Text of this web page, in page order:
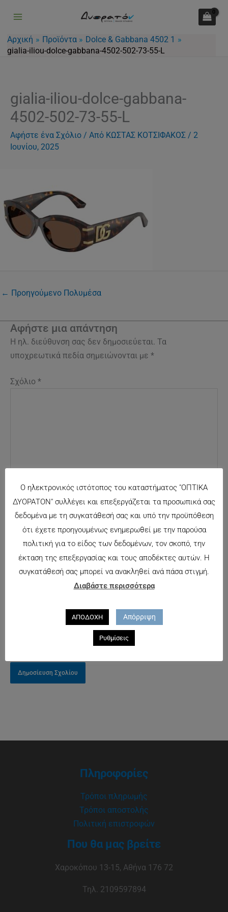
περιεχόμενο
Αρχική Προϊόντα
Dolce & Gabbana 4502 1
gialia-iliou-dolce-gabbana-4502-502-73-55-L
gialia-iliou-dolce-gabbana-
4502-502-73-55-L
Αφήστε ένα Σχόλιο / Από ΚΩΣΤΑΣ ΚΟΤΣΙΦΑΚΟΣ / 2
Ιουνίου, 2025
← Προηγούμενο Πολυμέσα
Αφήστε μια απάντηση
Η ηλ. διεύθυνση σας δεν δημοσιεύεται. Τα
υποχρεωτικά πεδία σημειώνονται με *
Σχόλιο *
Όνομα*
Email*
Αποθήκευσε
το όνομά μου,
email, και τον
ιστότοπο μου
Πληροφορίες
Τρόποι πληρωμής
Τρόποι αποστολής
Πολιτική επιστροφών
Που θα μας βρείτε
Χαροκόπου 13-15, Αθήνα 176 72
Τηλ. 2109597894
Ο ηλεκτρονικός ιστότοπος του καταστήματος "ΟΠΤΙΚΑ
ΔΥΟΡΑΤΟΝ" συλλέγει και επεξεργάζεται τα προσωπικά σας
δεδομένα με τη συγκατάθεσή σας και υπό την προϋπόθεση
ότι έχετε προηγουμένως ενημερωθεί με την παρούσα
πολιτική για το είδος των δεδομένων, τον σκοπό, την
έκταση της επεξεργασίας και τους αποδέκτες αυτών. Η
συγκατάθεσή σας μπορεί να ανακληθεί ανά πάσα στιγμή.
Διαβάστε περισσότερα
ΑΠΟΔΟΧΗ Απόρριψη
Ρυθμίσεις